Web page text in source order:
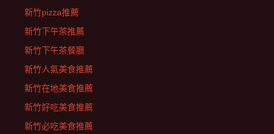
新竹pizza推薦
新竹下午茶推薦
新竹下午茶餐廳
新竹人氣美食推薦
新竹在地美食推薦
新竹好吃美食推薦
新竹必吃美食推薦